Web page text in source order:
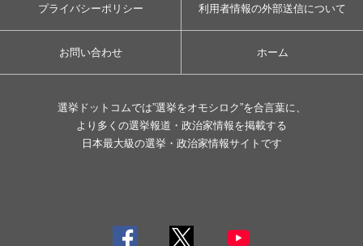
プライバシーポリシー 利用者情報の外部送信について
お問い合わせ ホーム
選挙ドットコムでは”選挙をオモシロク”を合言葉に、
より多くの選挙報道・政治家情報を掲載する
日本最大級の選挙・政治家情報サイトです